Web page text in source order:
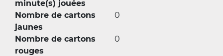
minute(s) jouées
Nombre de cartons
jaunes
0
Nombre de cartons
rouges
0